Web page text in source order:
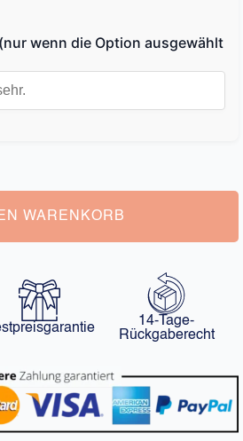
wenn die Option ausgewählt
WARENKORB
14-Tage-
Rückgaberecht